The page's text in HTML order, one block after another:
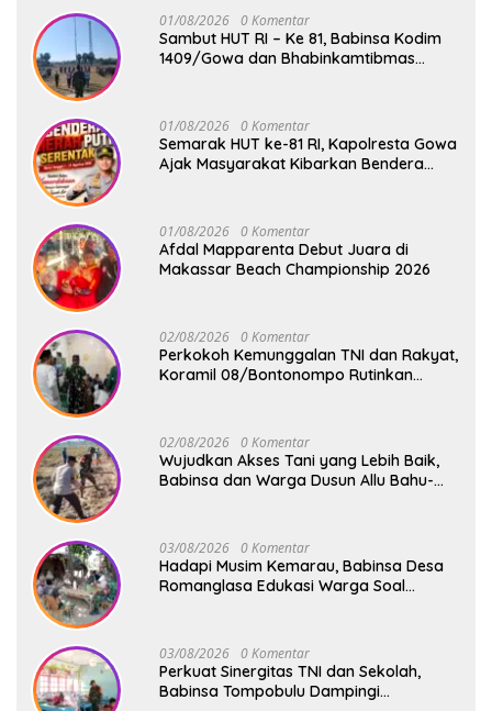
Baddo
01/08/2026 0 Komentar
Sambut HUT RI – Ke 81, Babinsa Kodim
1409/Gowa dan Bhabinkamtibmas
01/08/2026 0 Komentar
Semarak HUT ke-81 RI, Kapolresta Gowa
Ajak Masyarakat Kibarkan Bendera
01/08/2026 0 Komentar
Afdal Mapparenta Debut Juara di
Makassar Beach Championship 2026
02/08/2026 0 Komentar
Perkokoh Kemunggalan TNI dan Rakyat,
Koramil 08/Bontonompo Rutinkan
02/08/2026 0 Komentar
Wujudkan Akses Tani yang Lebih Baik,
Babinsa dan Warga Dusun Allu Bahu-
03/08/2026 0 Komentar
Hadapi Musim Kemarau, Babinsa Desa
Romanglasa Edukasi Warga Soal
03/08/2026 0 Komentar
Perkuat Sinergitas TNI dan Sekolah,
Babinsa Tompobulu Dampingi